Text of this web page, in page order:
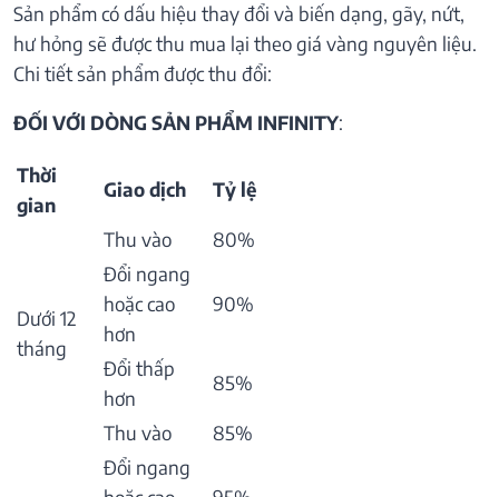
Sản phẩm có dấu hiệu thay đổi và biến dạng, gãy, nứt,
hư hỏng sẽ được thu mua lại theo giá vàng nguyên liệu.
Chi tiết sản phẩm được thu đổi:
ĐỐI VỚI DÒNG SẢN PHẨM INFINITY:
Thời
gian
Giao dịch Tỷ lệ
Dưới 12
tháng
Thu vào
80%
Đổi ngang
hoặc cao
hơn
90%
Đổi thấp
hơn
85%
Thu vào
85%
Đổi ngang